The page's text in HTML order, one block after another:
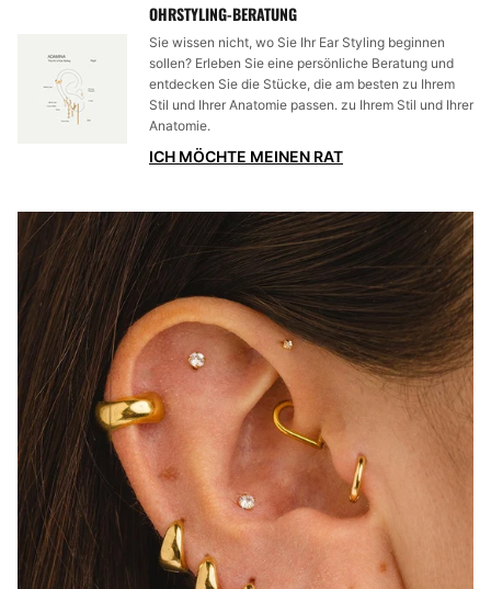
OHRSTYLING-BERATUNG
Sie wissen nicht, wo Sie Ihr Ear Styling beginnen
sollen? Erleben Sie eine persönliche Beratung und
entdecken Sie die Stücke, die am besten zu Ihrem
Stil und Ihrer Anatomie passen. zu Ihrem Stil und Ihrer
Anatomie.
ICH MÖCHTE MEINEN RAT